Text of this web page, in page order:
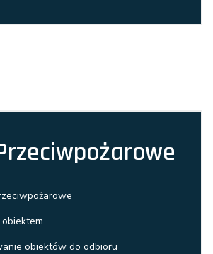
obiektów do odbioru